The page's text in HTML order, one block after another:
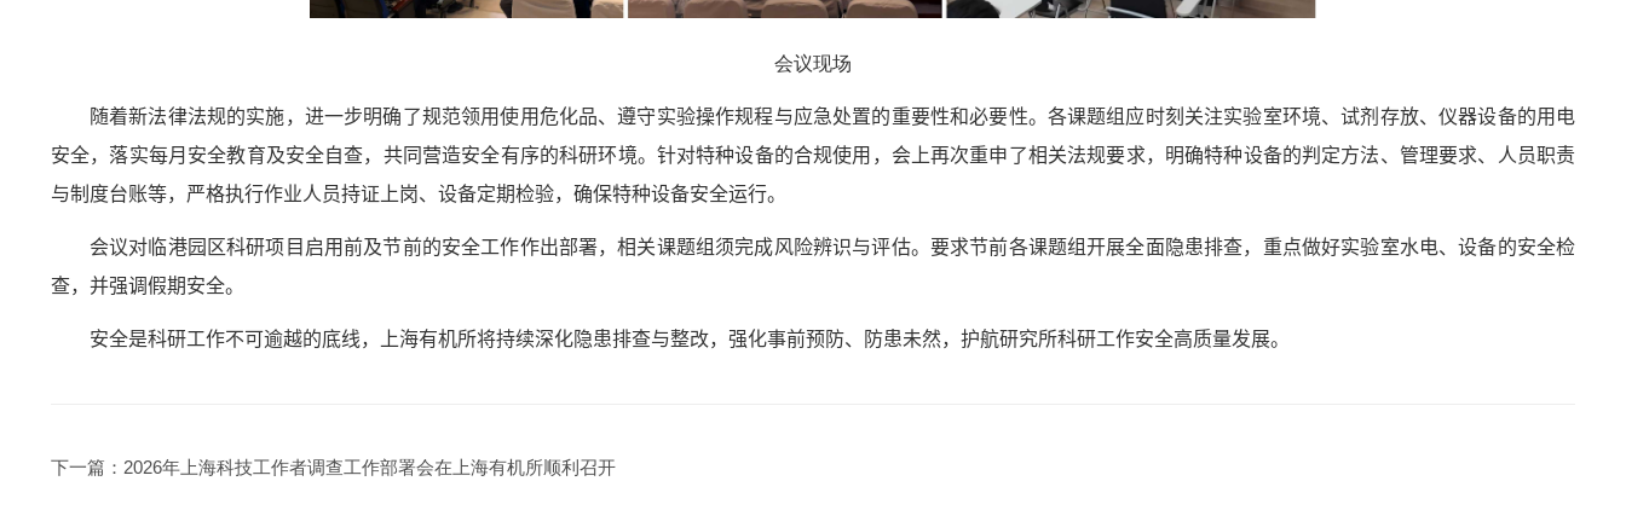
会议现场
随着新法律法规的实施，进一步明确了规范领用使用危化品、遵守实验操作规程与应急处置的重要性和必要性。各课题组应时刻关注实验室环境、试剂存放、仪器设备的用电
安全，落实每月安全教育及安全自查，共同营造安全有序的科研环境。针对特种设备的合规使用，会上再次重申了相关法规要求，明确特种设备的判定方法、管理要求、人员职责
与制度台账等，严格执行作业人员持证上岗、设备定期检验，确保特种设备安全运行。
会议对临港园区科研项目启用前及节前的安全工作作出部署，相关课题组须完成风险辨识与评估。要求节前各课题组开展全面隐患排查，重点做好实验室水电、设备的安全检
查，并强调假期安全。
安全是科研工作不可逾越的底线，上海有机所将持续深化隐患排查与整改，强化事前预防、防患未然，护航研究所科研工作安全高质量发展。
下一篇： 2026年上海科技工作者调查工作部署会在上海有机所顺利召开